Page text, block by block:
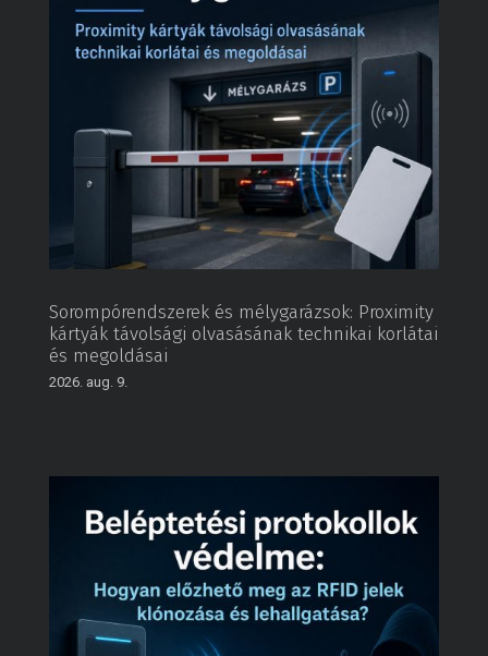
Sorompórendszerek és mélygarázsok: Proximity
kártyák távolsági olvasásának technikai korlátai
és megoldásai
2026. aug. 9.